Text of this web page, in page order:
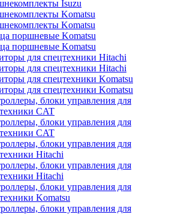
Isuzu
Komatsu
Komatsu
поршневые Komatsu
поршневые Komatsu
для спецтехники Hitachi
для спецтехники Hitachi
для спецтехники Komatsu
для спецтехники Komatsu
блоки управления для
CAT
блоки управления для
CAT
блоки управления для
Hitachi
блоки управления для
Hitachi
блоки управления для
Komatsu
блоки управления для